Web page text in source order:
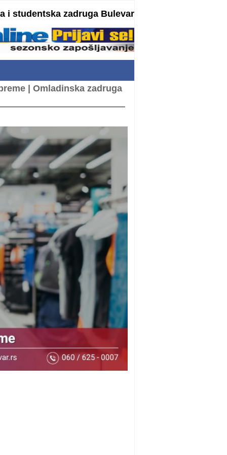
i studentska zadruga Bulevar
| Omladinska zadruga